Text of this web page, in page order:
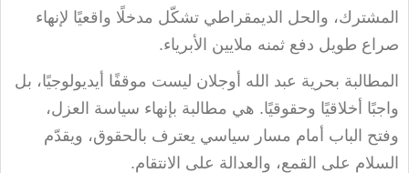
المشترك، والحل الديمقراطي تشكّل مدخلًا واقعيًا لإنهاء
صراع طويل دفع ثمنه ملايين الأبرياء.
المطالبة بحرية عبد الله أوجلان ليست موقفًا أيديولوجيًا، بل
واجبًا أخلاقيًا وحقوقيًا. هي مطالبة بإنهاء سياسة العزل،
وفتح الباب أمام مسار سياسي يعترف بالحقوق، ويقدّم
السلام على القمع، والعدالة على الانتقام.